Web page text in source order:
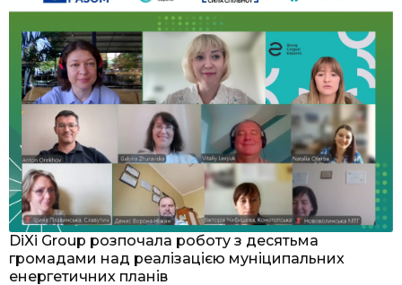
DiXi Group розпочала роботу з десятьма
громадами над реалізацією муніципальних
енергетичних планів